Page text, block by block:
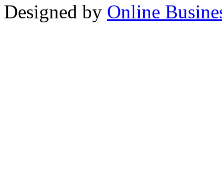
Designed by Online